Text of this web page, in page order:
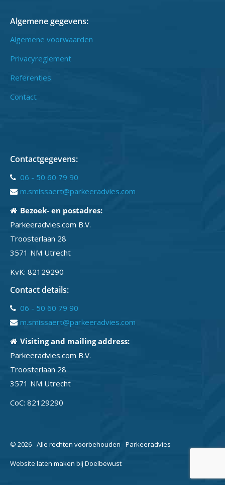
Algemene gegevens:
Algemene voorwaarden
Privacyreglement
Referenties
Contact
Contactgegevens:
06 - 50 60 79 90
m.smissaert@parkeeradvies.com
Bezoek- en postadres:
Parkeeradvies.com B.V.
Troosterlaan 28
3571 NM Utrecht
KvK: 82129290
Contact details:
06 - 50 60 79 90
m.smissaert@parkeeradvies.com
Visiting and mailing address:
Parkeeradvies.com B.V.
Troosterlaan 28
3571 NM Utrecht
CoC: 82129290
© 2026 - Alle rechten voorbehouden - Parkeeradvies
Website laten maken bij Doelbewust